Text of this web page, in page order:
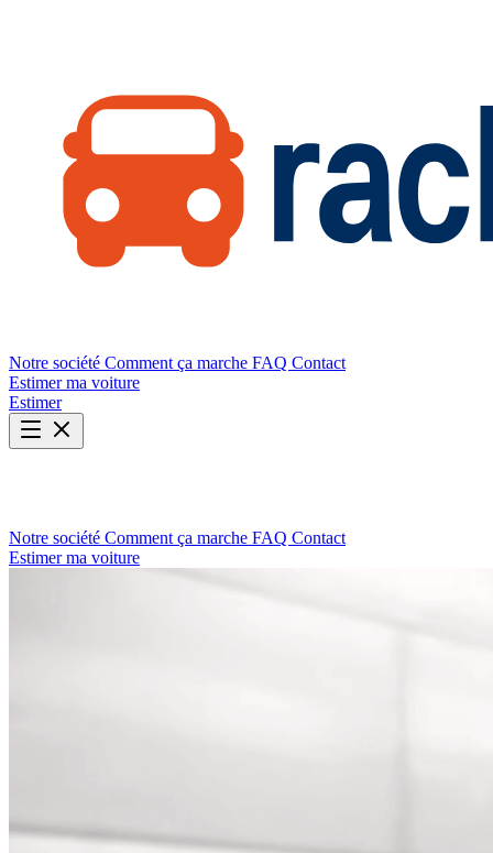
Notre société Comment ça marche FAQ Contact
Estimer ma voiture
Estimer
Notre société Comment ça marche FAQ Contact
Estimer ma voiture